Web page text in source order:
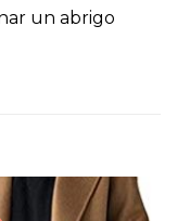
un abrigo